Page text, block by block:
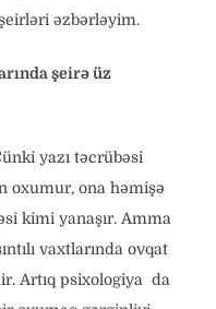
əzbərləyim.
şeirə üz
yazı təcrübəsi
oxumur, ona həmişə
kimi yanaşır. Amma
vaxtlarında ovqat
Artıq psixologiya da